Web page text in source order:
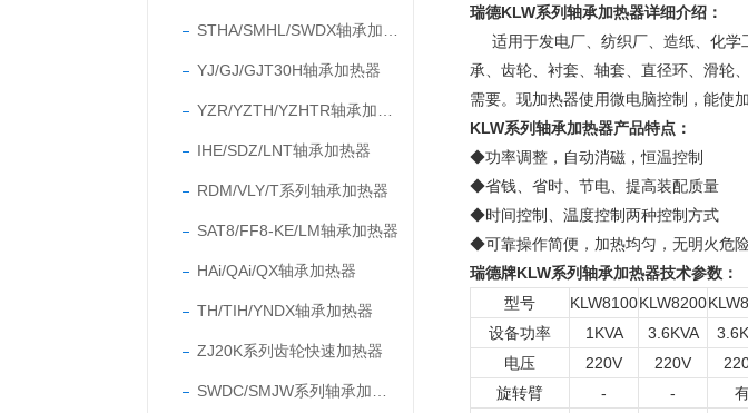
YJ/GJ/GJT30H轴承加热器
IHE/SDZ/LNT轴承加热器
RDM/VLY/T系列轴承加热器
SAT8/FF8-KE/LM轴承加热器
HAi/QAi/QX轴承加热器
TH/TIH/YNDX轴承加热器
ZJ20K系列齿轮快速加热器
瑞德KLW系列轴承加热器详细介绍 ：
适用于发电厂、纺织厂、造纸、化
承、齿轮、衬套、轴套、直径环、滑轮
需要。 现加热器使用微电脑控制，能使
KLW系列轴承加热器产品特点：
◆功率调整，自动消磁，恒温控制
◆省钱、省时、节电、提高装配质量
◆时间控制、温度控制两种控制方式
◆可靠操作简便，加热均匀，无明火危
瑞德牌KLW系列轴承加热器技术参数 ：
型号
KLW8100KLW8200
设备功率
1KVA 3.6KVA
电压
220V 220V
旋转臂
- -